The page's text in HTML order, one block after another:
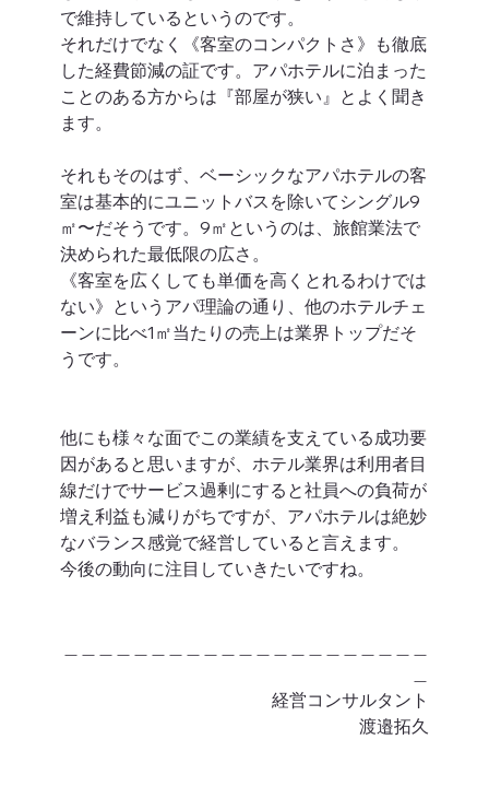
で維持しているというのです。
それだけでなく《客室のコンパクトさ》も徹底
した経費節減の証です。アパホテルに泊まった
ことのある方からは『部屋が狭い』とよく聞き
ます。
それもそのはず、ベーシックなアパホテルの客
室は基本的にユニットバスを除いてシングル9
㎡〜だそうです。9㎡というのは、旅館業法で
決められた最低限の広さ。
《客室を広くしても単価を高くとれるわけでは
ない》というアパ理論の通り、他のホテルチェ
ーンに比べ1㎡当たりの売上は業界トップだそ
うです。
他にも様々な面でこの業績を支えている成功要
因があると思いますが、ホテル業界は利用者目
線だけでサービス過剰にすると社員への負荷が
増え利益も減りがちですが、アパホテルは絶妙
なバランス感覚で経営していると言えます。
今後の動向に注目していきたいですね。
経営コンサルタント
渡邉拓久